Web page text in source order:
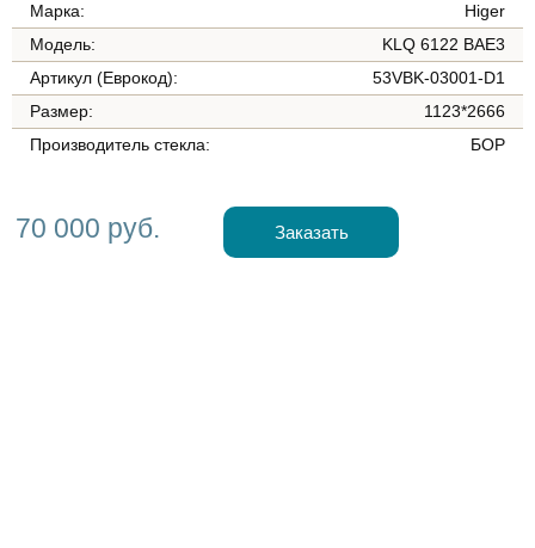
Марка:
Higer
Модель:
KLQ 6122 BAE3
Артикул (Еврокод):
53VBK-03001-D1
Размер:
1123*2666
Производитель стекла:
БОР
70 000 руб. Заказать